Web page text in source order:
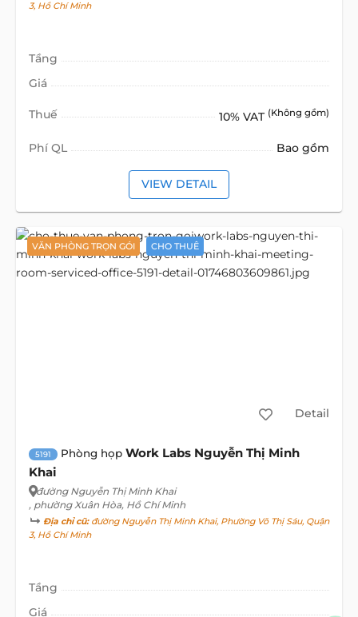
3, Hồ Chí Minh
Tầng
Giá
Thuế 10% VAT (Không gồm)
Phí QL Bao gồm
VIEW DETAIL
VĂN PHÒNG TRỌN GÓI CHO THUÊ
Detail
5191 Phòng họp Work Labs Nguyễn Thị Minh
Khai
đường Nguyễn Thị Minh Khai
, phường Xuân Hòa, Hồ Chí Minh
Địa chỉ cũ:đường Nguyễn Thị Minh Khai, Phường Võ Thị Sáu, Quận
3, Hồ Chí Minh
Tầng
Giá